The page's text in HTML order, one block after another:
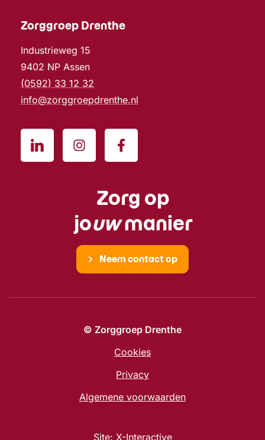
Zorggroep Drenthe
Industrieweg 15
9402 NP Assen
(0592) 33 12 32
info@zorggroepdrenthe.nl
Zorg op
jouwmanier
Neem contact op
© Zorggroep Drenthe
Cookies
Privacy
Algemene voorwaarden
Site: X-Interactive